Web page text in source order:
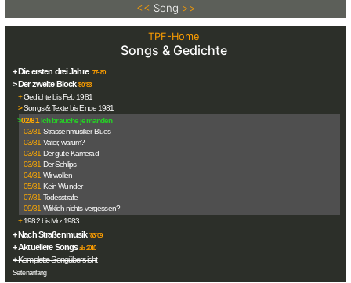
<< Song >>
TPF-Home
Songs & Gedichte
+ Die ersten drei Jahre '77-'80
> Der zweite Block '80-'83
+Gedichte bis Feb 1981
>Songs & Texte bis Ende 1981
>02/81 Ich brauche jemanden
03/81 Strassenmusiker-Blues
03/81 Vater, warum?
03/81 Der gute Kamerad
03/81Der Schlips
04/81 Wir wollen
05/81 Kein Wunder
07/81Todesstrafe
09/81 Wirklich nichts vergessen?
+1982 bis Mrz 1983
+ Nach Straßenmusik '83-'09
+ Aktuellere Songs ab 2010
+ Komplette Songübersicht
Seitenanfang